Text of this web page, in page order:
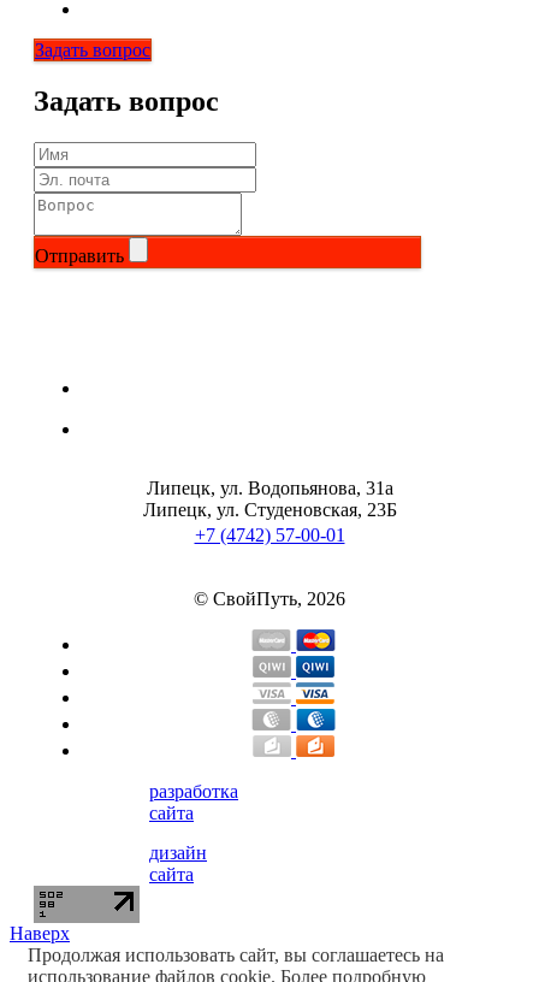
Задать вопрос
Задать вопрос
Отправить
Липецк, ул. Водопьянова, 31а
Липецк, ул. Студеновская, 23Б
+7 (4742) 57-00-01
© СвойПуть, 2026
разработка
сайта
дизайн
сайта
Наверх
Продолжая использовать сайт, вы соглашаетесь на
использование файлов cookie. Более подробную